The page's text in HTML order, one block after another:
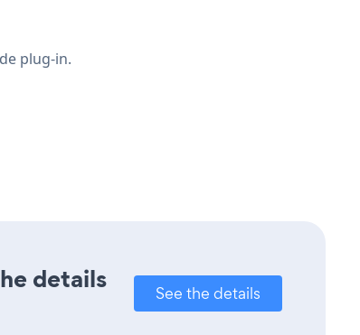
plug-in.
details
See the details